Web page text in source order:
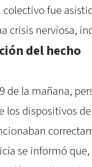
colectivo fue
crisis nerviosa,
del hecho
de la mañana,
los dispositivos
se informó